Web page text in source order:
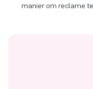
manier om reclame